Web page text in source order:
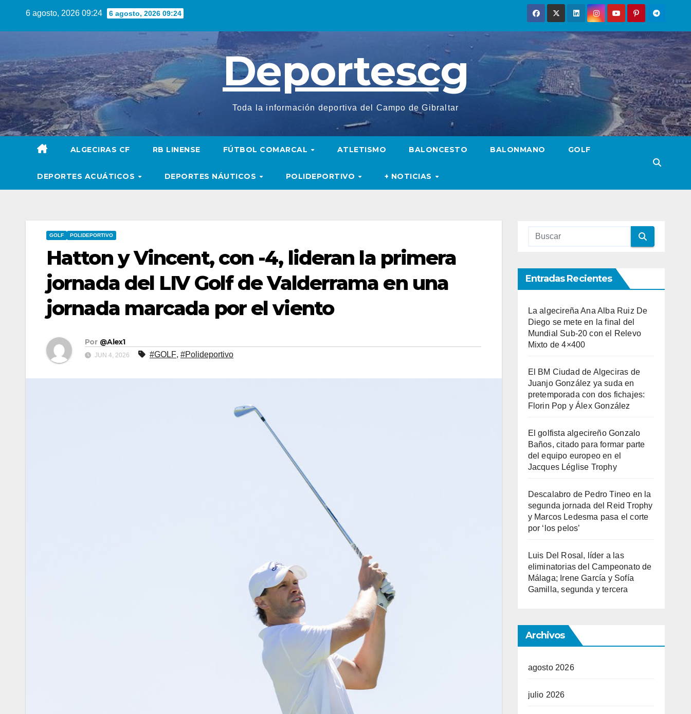
6 agosto, 2026 09:24 6 agosto, 2026 09:24
Deportescg
Toda la información deportiva del Campo de Gibraltar
ALGECIRAS CF RB LINENSE FÚTBOL COMARCAL ATLETISMO BALONCESTO BALONMANO GOLF
DEPORTES ACUÁTICOS DEPORTES NÁUTICOS POLIDEPORTIVO + NOTICIAS
GOLF POLIDEPORTIVO
Hatton y Vincent, con -4, lideran la primera
jornada del LIV Golf de Valderrama en una
jornada marcada por el viento
Por @Alex1
JUN 4, 2026 #GOLF, #Polideportivo
Entradas Recientes
La algecireña Ana Alba Ruiz De
Diego se mete en la final del
Mundial Sub-20 con el Relevo
Mixto de 4×400
El BM Ciudad de Algeciras de
Juanjo González ya suda en
pretemporada con dos fichajes:
Florin Pop y Álex González
El golfista algecireño Gonzalo
Baños, citado para formar parte
del equipo europeo en el
Jacques Léglise Trophy
Descalabro de Pedro Tineo en la
segunda jornada del Reid Trophy
y Marcos Ledesma pasa el corte
por ‘los pelos’
Luis Del Rosal, líder a las
eliminatorias del Campeonato de
Málaga; Irene García y Sofía
Gamilla, segunda y tercera
Archivos
agosto 2026
julio 2026